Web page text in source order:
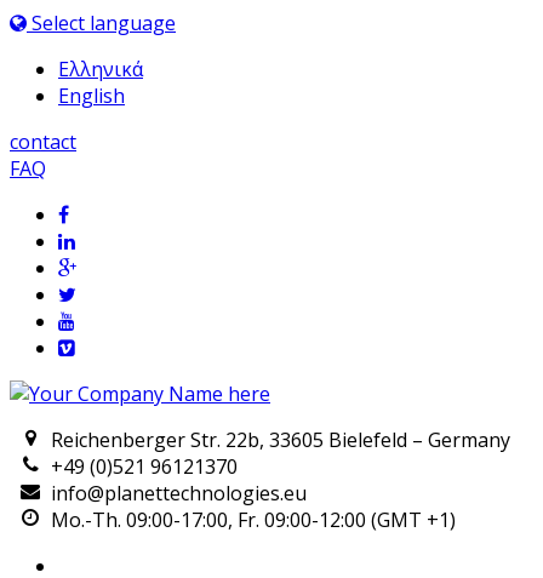
Select language
Ελληνικά
English
contact
FAQ
Reichenberger Str. 22b, 33605 Bielefeld – Germany
+49 (0)521 96121370
info@planettechnologies.eu
Mo.-Th. 09:00-17:00, Fr. 09:00-12:00 (GMT +1)